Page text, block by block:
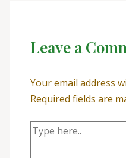
Leave a
Your email address
Required fields are
Type